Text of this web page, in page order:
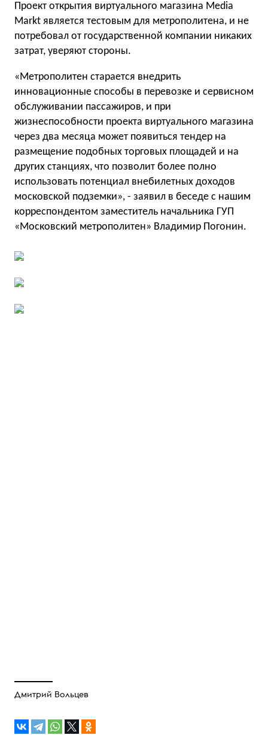
Проект открытия виртуального магазина Media
Markt является тестовым для метрополитена, и не
потребовал от государственной компании никаких
затрат, уверяют стороны.
«Метрополитен старается внедрить
инновационные способы в перевозке и сервисном
обслуживании пассажиров, и при
жизнеспособности проекта виртуального магазина
через два месяца может появиться тендер на
размещение подобных торговых площадей и на
других станциях, что позволит более полно
использовать потенциал внебилетных доходов
московской подземки», - заявил в беседе с нашим
корреспондентом заместитель начальника ГУП
«Московский метрополитен» Владимир Погонин.
Дмитрий Вольцев